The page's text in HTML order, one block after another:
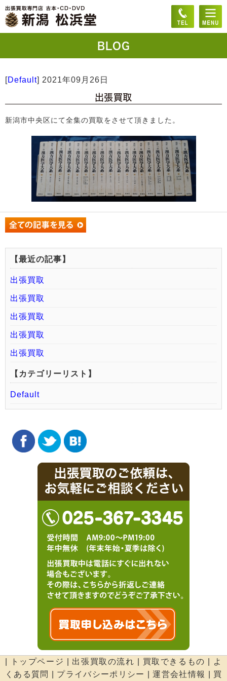
BLOG
[Default] 2021年09月26日
出張買取
新潟市中央区にて全集の買取をさせて頂きました。
【最近の記事】
出張買取
出張買取
出張買取
出張買取
出張買取
【カテゴリーリスト】
Default
トップページ 出張買取の流れ 買取できるもの
よ
くある質問
プライバシーポリシー |運営会社情報 買